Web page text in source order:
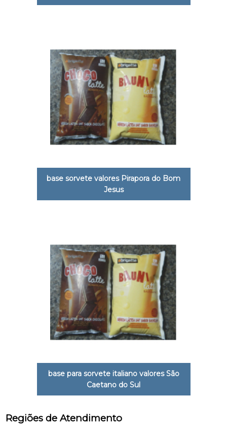
base sorvete valores Pirapora do Bom
Jesus
base para sorvete italiano valores São
Caetano do Sul
Regiões de Atendimento